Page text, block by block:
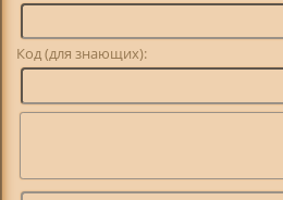
Код (для знающих):